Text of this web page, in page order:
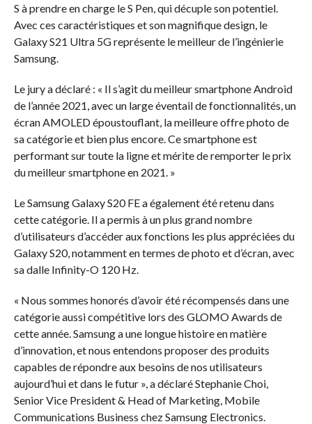
S à prendre en charge le S Pen, qui décuple son potentiel.
Avec ces caractéristiques et son magnifique design, le
Galaxy S21 Ultra 5G représente le meilleur de l’ingénierie
Samsung.
Le jury a déclaré : « Il s’agit du meilleur smartphone Android
de l’année 2021, avec un large éventail de fonctionnalités, un
écran AMOLED époustouflant, la meilleure offre photo de
sa catégorie et bien plus encore. Ce smartphone est
performant sur toute la ligne et mérite de remporter le prix
du meilleur smartphone en 2021. »
Le Samsung Galaxy S20 FE a également été retenu dans
cette catégorie. Il a permis à un plus grand nombre
d’utilisateurs d’accéder aux fonctions les plus appréciées du
Galaxy S20, notamment en termes de photo et d’écran, avec
sa dalle Infinity-O 120 Hz.
« Nous sommes honorés d’avoir été récompensés dans une
catégorie aussi compétitive lors des GLOMO Awards de
cette année. Samsung a une longue histoire en matière
d’innovation, et nous entendons proposer des produits
capables de répondre aux besoins de nos utilisateurs
aujourd’hui et dans le futur », a déclaré Stephanie Choi,
Senior Vice President & Head of Marketing, Mobile
Communications Business chez Samsung Electronics.